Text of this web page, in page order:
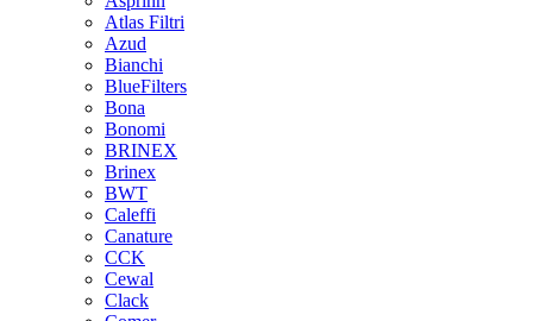
Atlas Filtri
Azud
Bianchi
BlueFilters
Bona
Bonomi
BRINEX
Brinex
BWT
Caleffi
Canature
CCK
Cewal
Clack